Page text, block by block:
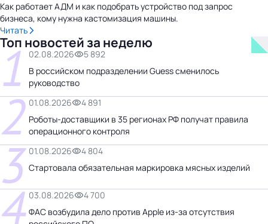
Как работает АДМ и как подобрать устройство под запрос
бизнеса, кому нужна кастомизация машины.
Читать
Топ новостей за неделю
1 02.08.2026
5 892
В российском подразделении Guess сменилось
руководство
2 01.08.2026
4 891
Роботы-доставщики в 35 регионах РФ получат правила
операционного контроля
3 01.08.2026
4 804
Стартовала обязательная маркировка мясных изделий
4 03.08.2026
4 700
ФАС возбудила дело против Apple из-за отсутствия